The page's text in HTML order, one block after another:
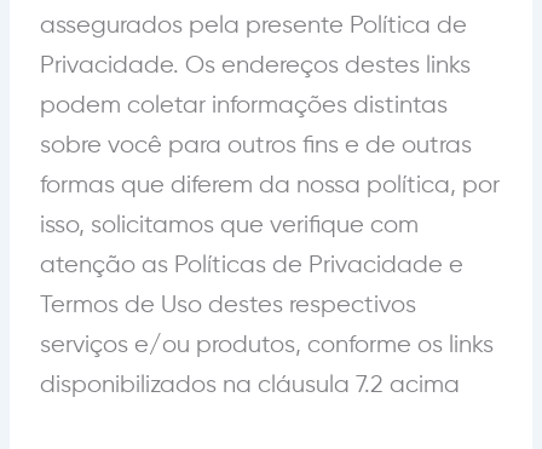
assegurados pela presente Política de
Privacidade. Os endereços destes links
podem coletar informações distintas
sobre você para outros fins e de outras
formas que diferem da nossa política, por
isso, solicitamos que verifique com
atenção as Políticas de Privacidade e
Termos de Uso destes respectivos
serviços e/ou produtos, conforme os links
disponibilizados na cláusula 7.2 acima